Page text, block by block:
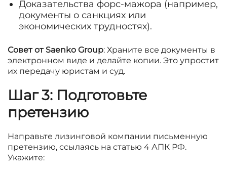
Доказательства форс-мажора (например,
документы о санкциях или
экономических трудностях).
Совет от Saenko Group: Храните все документы в
электронном виде и делайте копии. Это упростит
их передачу юристам и суд.
Шаг 3: Подготовьте
претензию
Направьте лизинговой компании письменную
претензию, ссылаясь на статью 4 АПК РФ.
Укажите: